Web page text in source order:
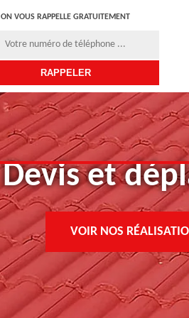
ON VOUS RAPPELLE GRATUITEMENT
Devis et
VOIR NOS